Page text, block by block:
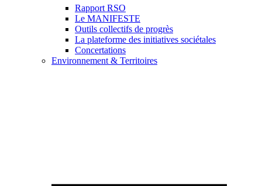
Rapport RSO
Le MANIFESTE
Outils collectifs de progrès
La plateforme des initiatives sociétales
Concertations
Environnement & Territoires